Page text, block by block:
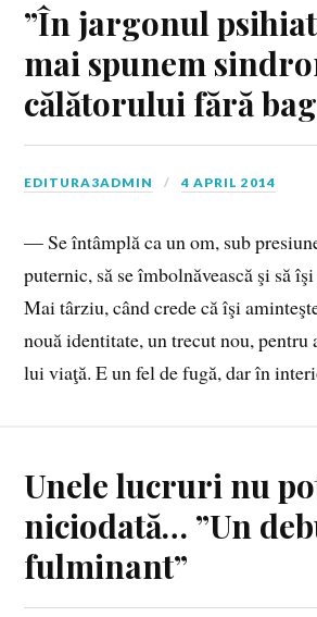
”În jargonul
mai spunem
călătorului fără
EDITURA3ADMIN 4 APRIL 2014
— Se întâmplă ca un om, sub
puternic, să se îmbolnăvească şi să
Mai târziu, când crede că îşi
nouă identitate, un trecut nou, pentru
lui viaţă. E un fel de fugă, dar în
Unele lucruri nu
niciodată… ”Un
fulminant”